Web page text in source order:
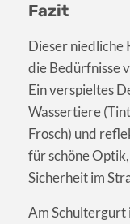
Fazit
Dieser niedliche
die Bedürfnisse
Ein verspieltes
Wassertiere
Frosch) und
für schöne
Sicherheit im
Am Schultergurt